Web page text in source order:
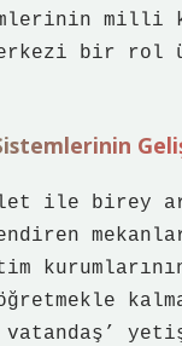
milli
bir rol
ile birey
öğretmekle
vatandaş’